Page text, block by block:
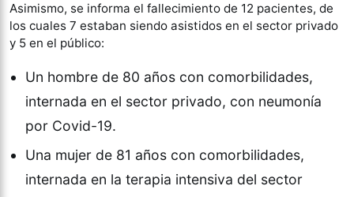
Asimismo, se informa el fallecimiento de 12 pacientes, de
los cuales 7 estaban siendo asistidos en el sector privado
y 5 en el público:
Un hombre de 80 años con comorbilidades,
internada en el sector privado, con neumonía
por Covid-19.
Una mujer de 81 años con comorbilidades,
internada en la terapia intensiva del sector